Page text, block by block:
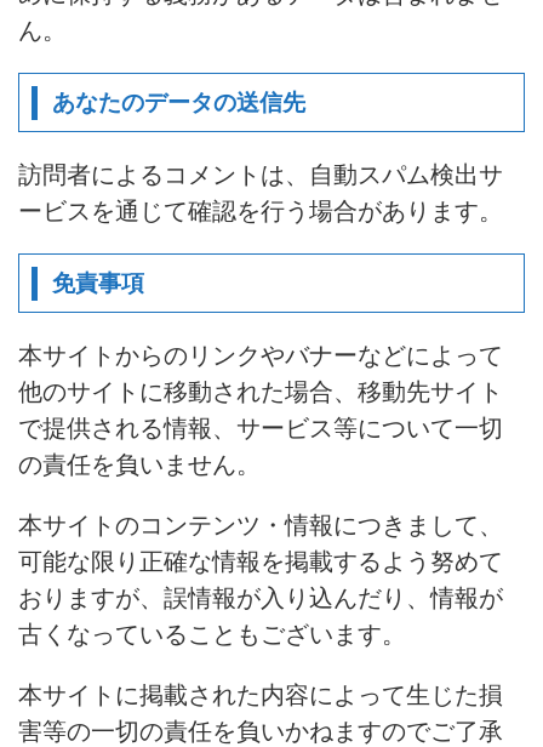
ん。
あなたのデータの送信先
訪問者によるコメントは、自動スパム検出サ
ービスを通じて確認を行う場合があります。
免責事項
本サイトからのリンクやバナーなどによって
他のサイトに移動された場合、移動先サイト
で提供される情報、サービス等について一切
の責任を負いません。
本サイトのコンテンツ・情報につきまして、
可能な限り正確な情報を掲載するよう努めて
おりますが、誤情報が入り込んだり、情報が
古くなっていることもございます。
本サイトに掲載された内容によって生じた損
害等の一切の責任を負いかねますのでご了承